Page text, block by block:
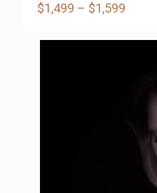
$1,499 – $1,599